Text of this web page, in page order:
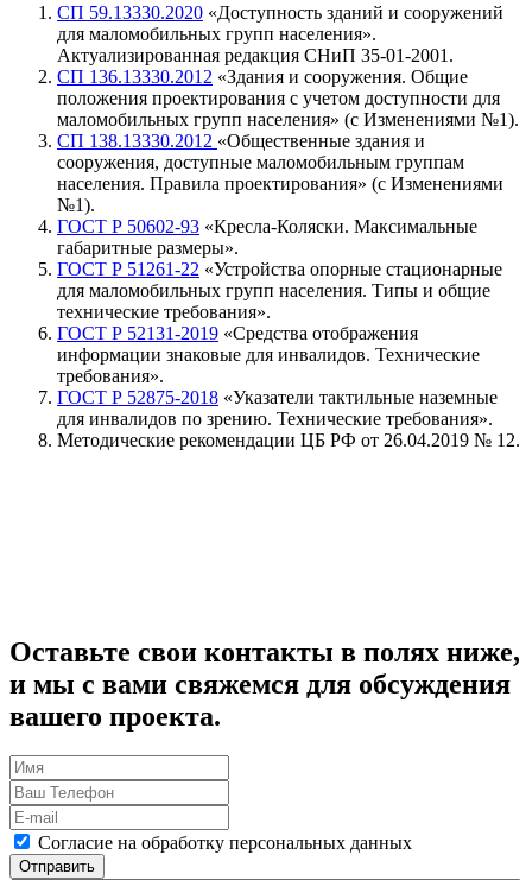
СП 59.13330.2020 «Доступность зданий и сооружений
для маломобильных групп населения».
Актуализированная редакция СНиП 35-01-2001.
СП 136.13330.2012 «Здания и сооружения. Общие
положения проектирования с учетом доступности для
маломобильных групп населения» (с Изменениями №1).
СП 138.13330.2012 «Общественные здания и
сооружения, доступные маломобильным группам
населения. Правила проектирования» (с Изменениями
№1).
ГОСТ Р 50602-93 «Кресла-Коляски. Максимальные
габаритные размеры».
ГОСТ Р 51261-22 «Устройства опорные стационарные
для маломобильных групп населения. Типы и общие
технические требования».
ГОСТ Р 52131-2019 «Средства отображения
информации знаковые для инвалидов. Технические
требования».
ГОСТ Р 52875-2018 «Указатели тактильные наземные
для инвалидов по зрению. Технические требования».
Методические рекомендации ЦБ РФ от 26.04.2019 № 12.
Оставьте свои контакты в полях ниже,
и мы с вами свяжемся для обсуждения
вашего проекта.
Согласие на обработку персональных данных
Отправить